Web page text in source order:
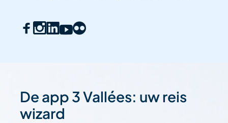
De app 3 Vallées: uw reis
wizard